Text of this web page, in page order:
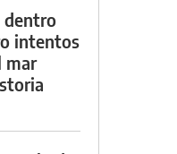
dentro
intentos
mar